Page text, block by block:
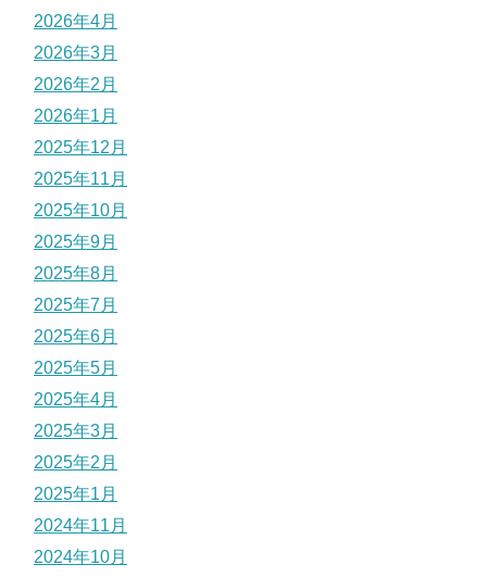
2026年4月
2026年3月
2026年2月
2026年1月
2025年12月
2025年11月
2025年10月
2025年9月
2025年8月
2025年7月
2025年6月
2025年5月
2025年4月
2025年3月
2025年2月
2025年1月
2024年11月
2024年10月